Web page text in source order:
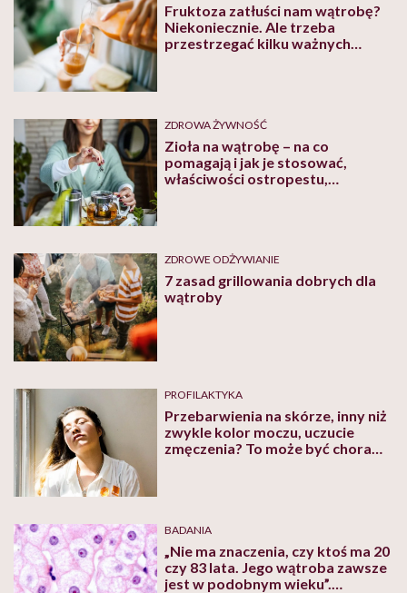
Fruktoza zatłuści nam wątrobę?
Niekoniecznie. Ale trzeba
przestrzegać kilku ważnych
ZDROWA ŻYWNOŚĆ
Zioła na wątrobę – na co
pomagają i jak je stosować,
właściwości ostropestu,
ZDROWE ODŻYWIANIE
7 zasad grillowania dobrych dla
wątroby
PROFILAKTYKA
Przebarwienia na skórze, inny niż
zwykle kolor moczu, uczucie
zmęczenia? To może być chora
BADANIA
„Nie ma znaczenia, czy ktoś ma 20
czy 83 lata. Jego wątroba zawsze
jest w podobnym wieku”.